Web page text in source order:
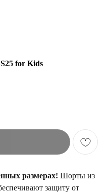
for Kids
размерах! Шорты из
защиту от